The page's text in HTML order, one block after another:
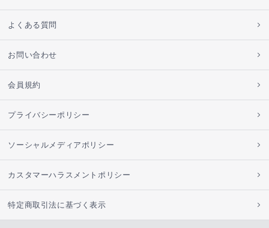
よくある質問
お問い合わせ
会員規約
プライバシーポリシー
ソーシャルメディアポリシー
カスタマーハラスメントポリシー
特定商取引法に基づく表示